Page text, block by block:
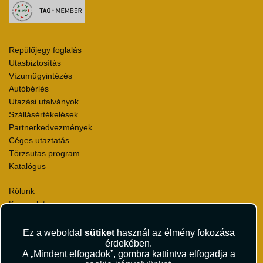
Ez a weboldal sütikethasznál az élmény fokozása
érdekében.
A „Mindent elfogadok”, gombra kattintva elfogadja a
Repülőjegy foglalás
Utasbiztosítás
Vízumügyintézés
Autóbérlés
Utazási utalványok
Szállásértékelések
Partnerkedvezmények
Céges utaztatás
Törzsutas program
Katalógus
Rólunk
Kapcsolat
Sajtószoba
Karrier